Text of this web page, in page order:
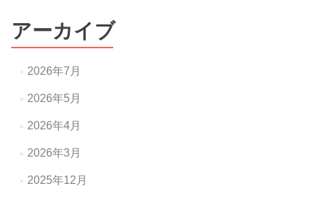
アーカイブ
2026年7月
2026年5月
2026年4月
2026年3月
2025年12月